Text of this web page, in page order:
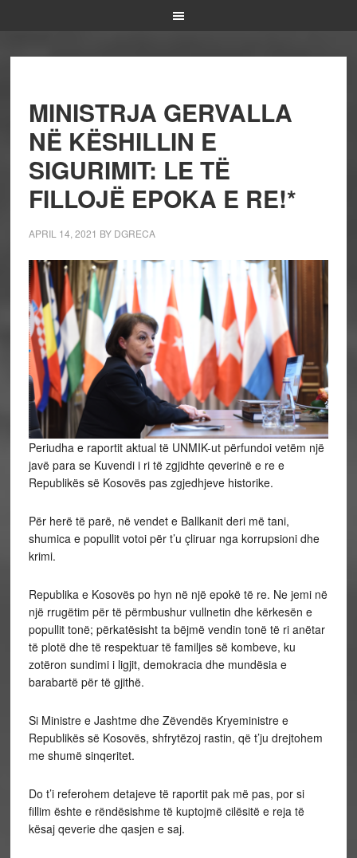
MINISTRJA GERVALLA
NË KËSHILLIN E
SIGURIMIT: LE TË
FILLOJË EPOKA E RE!*
APRIL 14, 2021 BY DGRECA
Periudha e raportit aktual të UNMIK-ut përfundoi vetëm një
javë para se Kuvendi i ri të zgjidhte qeverinë e re e
Republikës së Kosovës pas zgjedhjeve historike.
Për herë të parë, në vendet e Ballkanit deri më tani,
shumica e popullit votoi për t’u çliruar nga korrupsioni dhe
krimi.
Republika e Kosovës po hyn në një epokë të re. Ne jemi në
një rrugëtim për të përmbushur vullnetin dhe kërkesën e
popullit tonë; përkatësisht ta bëjmë vendin tonë të ri anëtar
të plotë dhe të respektuar të familjes së kombeve, ku
zotëron sundimi i ligjit, demokracia dhe mundësia e
barabartë për të gjithë.
Si Ministre e Jashtme dhe Zëvendës Kryeministre e
Republikës së Kosovës, shfrytëzoj rastin, që t’ju drejtohem
me shumë sinqeritet.
Do t’i referohem detajeve të raportit pak më pas, por si
fillim ështe e rëndësishme të kuptojmë cilësitë e reja të
kësaj qeverie dhe qasjen e saj.